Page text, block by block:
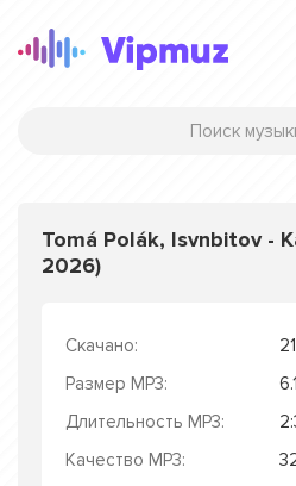
Tomá Polák, Isvnbitov -
2026)
Скачано:
Размер MP3:
Длительность MP3:
Качество MP3: